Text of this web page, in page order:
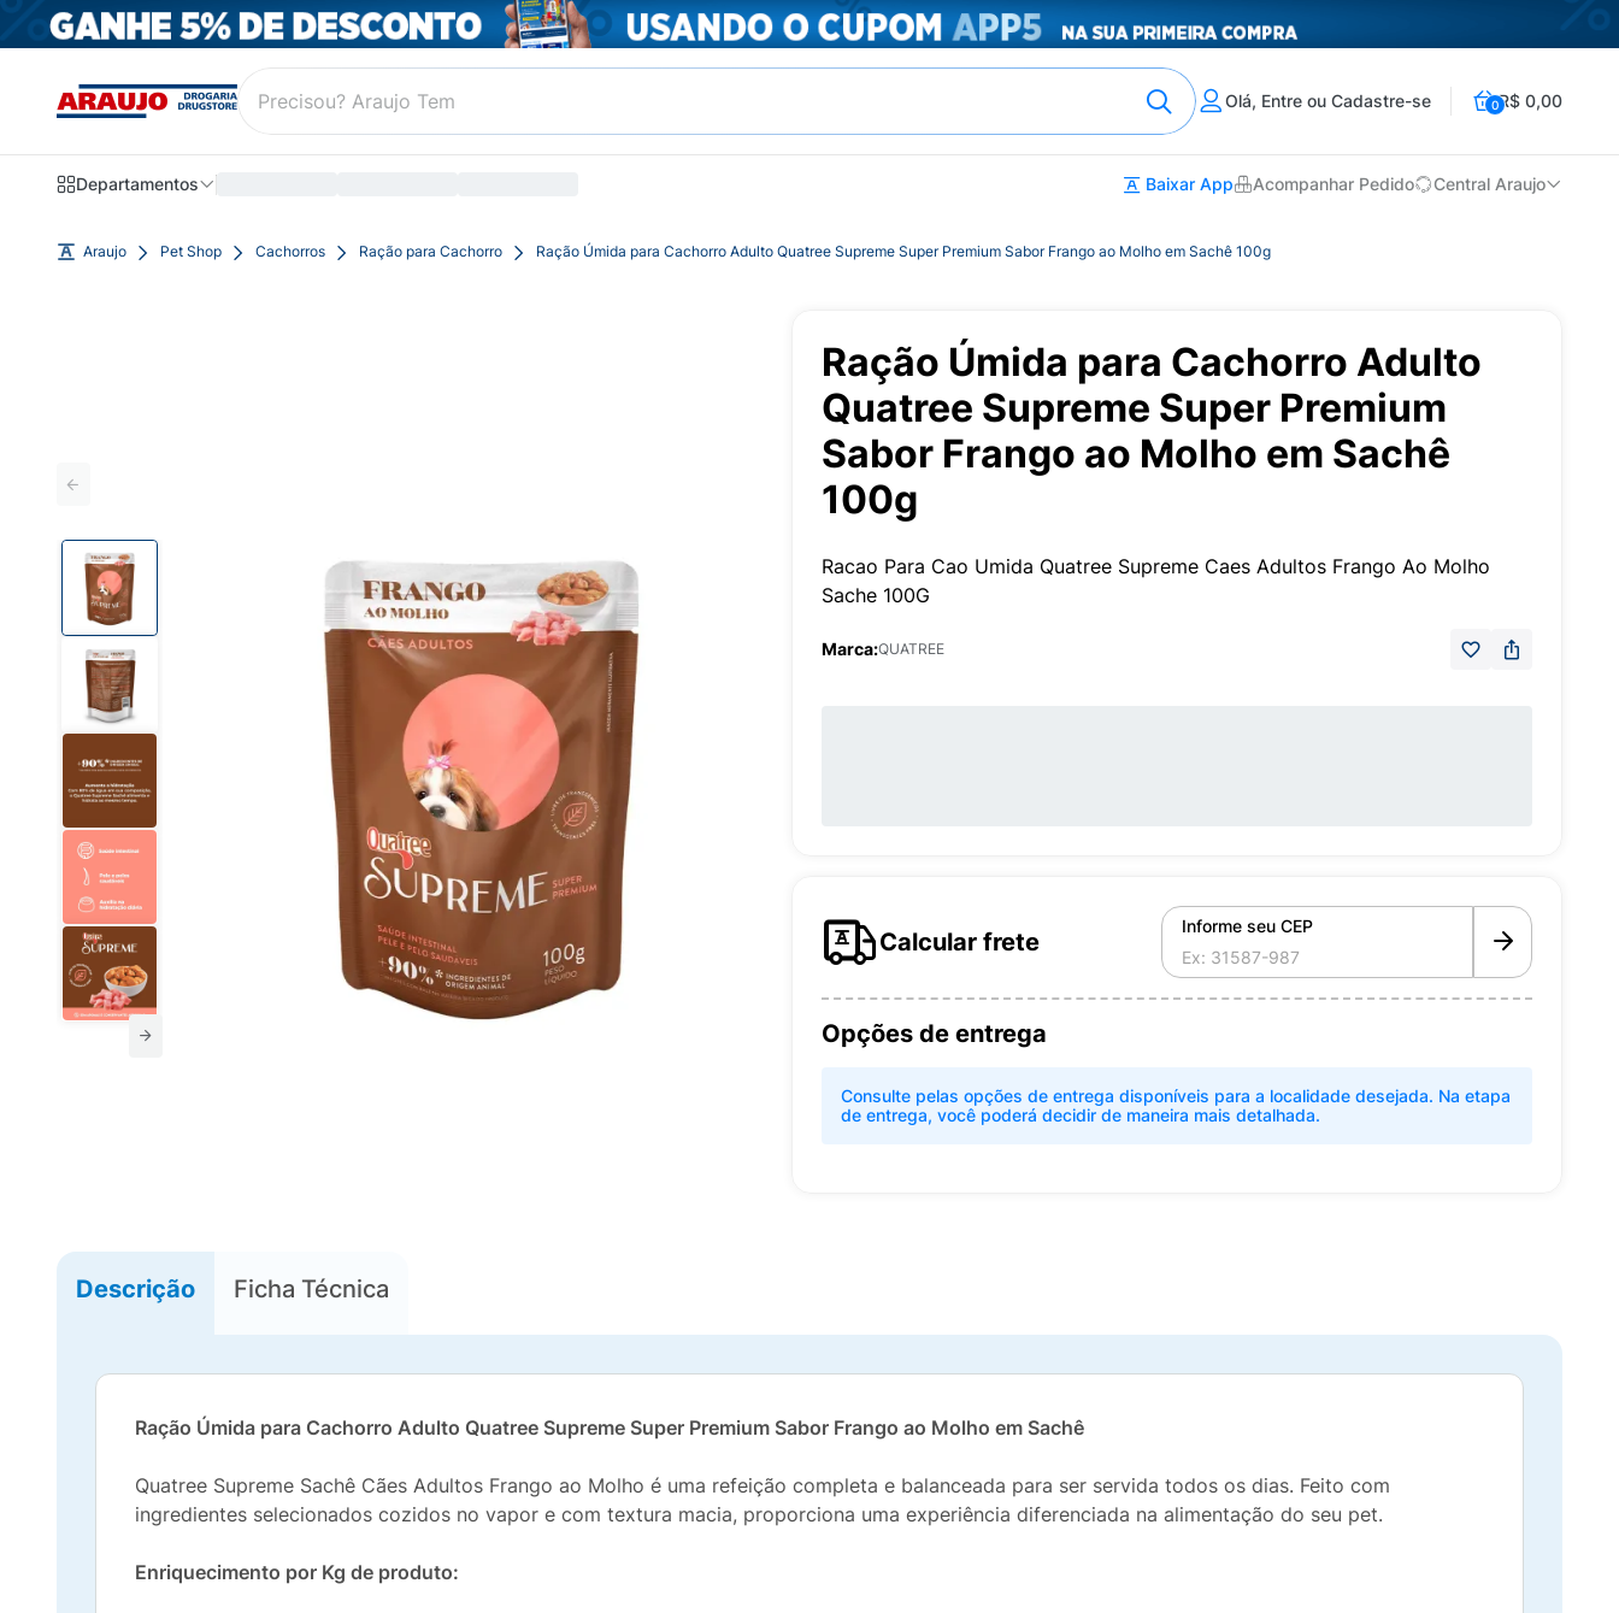
Olá, Entre ou Cadastre-se 0R$ 0,00
Departamentos Baixar App Acompanhar Pedido Central Araujo
Araujo Pet Shop Cachorros Ração para Cachorro Ração Úmida para Cachorro Adulto Quatree Supreme Super Premium Sabor Frango ao Molho em Sachê 100g
Ração Úmida para Cachorro Adulto
Quatree Supreme Super Premium
Sabor Frango ao Molho em Sachê
100g
Racao Para Cao Umida Quatree Supreme Caes Adultos Frango Ao Molho
Sache 100G
Marca:QUATREE
Calcular frete
Informe seu CEP
Opções de entrega
Consulte pelas opções de entrega disponíveis para a localidade desejada. Na etapa
de entrega, você poderá decidir de maneira mais detalhada.
Descrição Ficha Técnica
Ração Úmida para Cachorro Adulto Quatree Supreme Super Premium Sabor Frango ao Molho em Sachê
Quatree Supreme Sachê Cães Adultos Frango ao Molho é uma refeição completa e balanceada para ser servida todos os dias. Feito com
ingredientes selecionados cozidos no vapor e com textura macia, proporciona uma experiência diferenciada na alimentação do seu pet.
Enriquecimento por Kg de produto: